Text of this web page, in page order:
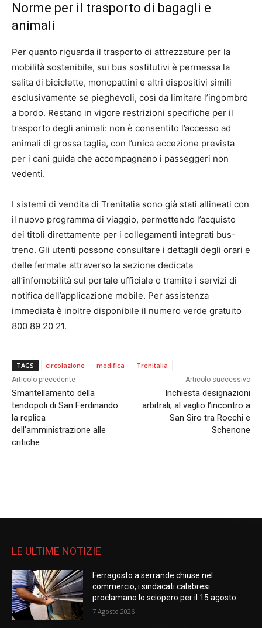
Norme per il trasporto di bagagli e
animali
Per quanto riguarda il trasporto di attrezzature per la
mobilità sostenibile, sui bus sostitutivi è permessa la
salita di biciclette, monopattini e altri dispositivi simili
esclusivamente se pieghevoli, così da limitare l’ingombro
a bordo. Restano in vigore restrizioni specifiche per il
trasporto degli animali: non è consentito l’accesso ad
animali di grossa taglia, con l’unica eccezione prevista
per i cani guida che accompagnano i passeggeri non
vedenti.
I sistemi di vendita di Trenitalia sono già stati allineati con
il nuovo programma di viaggio, permettendo l’acquisto
dei titoli direttamente per i collegamenti integrati bus-
treno. Gli utenti possono consultare i dettagli degli orari e
delle fermate attraverso la sezione dedicata
all’infomobilità sul portale ufficiale o tramite i servizi di
notifica dell’applicazione mobile. Per assistenza
immediata è inoltre disponibile il numero verde gratuito
800 89 20 21.
TAGS circolazione modifica Trenitalia
Articolo precedente
Smantellamento della
tendopoli di San Ferdinando:
la replica
dell’amministrazione alle
critiche
Articolo successivo
Inchiesta designazioni
arbitrali, al vaglio l’incontro a
San Siro tra Rocchi e
Schenone
LE ULTIME NOTIZIE
Ferragosto a serrande chiuse nel
commercio, i sindacati calabresi
proclamano lo sciopero per il 15 agosto
7 Agosto 2026